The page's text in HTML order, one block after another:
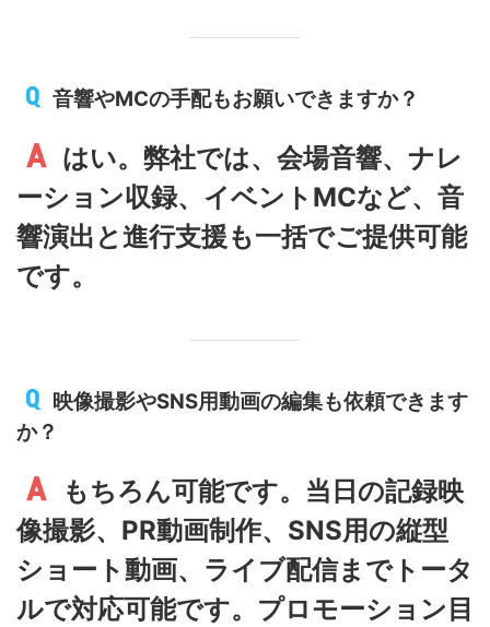
音響やMCの手配もお願いできますか？
はい。弊社では、会場音響、ナレ
ーション収録、イベントMCなど、音
響演出と進行支援も一括でご提供可能
です。
映像撮影やSNS用動画の編集も依頼できます
か？
もちろん可能です。当日の記録映
像撮影、PR動画制作、SNS用の縦型
ショート動画、ライブ配信までトータ
ルで対応可能です。プロモーション目